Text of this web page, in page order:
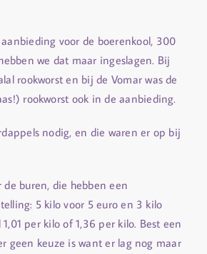
voor de boerenkool, 300
we dat maar ingeslagen. Bij
rookworst en bij de Vomar was de
rookworst ook in de aanbieding.
nodig, en die waren er op bij
buren, die hebben een
5 kilo voor 5 euro en 3 kilo
per kilo of 1,36 per kilo. Best een
geen keuze is want er lag nog maar